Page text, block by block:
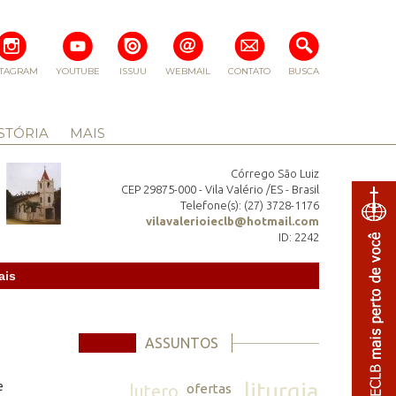
BUSCA
CONTATO
WEBMAIL
ISSUU
YOUTUBE
MAIS
Córrego São Luiz
CEP 29875-000 - Vila Valério /ES - Brasil
Telefone(s): (27) 3728-1176
vilavalerioieclb@hotmail.com
ID: 2242
ASSUNTOS
lutero ofertas